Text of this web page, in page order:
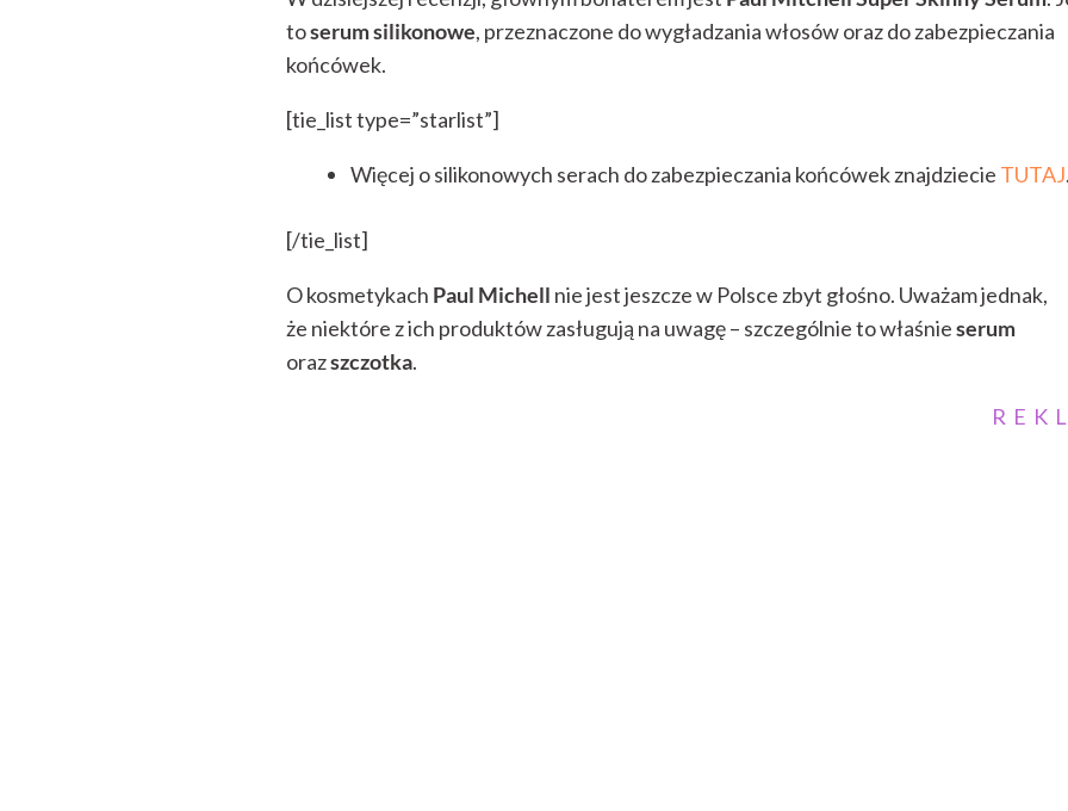
toserum silikonowe, przeznaczone do wygładzania włosów oraz do zabezpieczania
końcówek.
[tie_list type=”starlist”]
Więcej o silikonowych serach do zabezpieczania końcówek znajdziecie TUTAJ
[/tie_list]
O kosmetykach Paul Michell nie jest jeszcze w Polsce zbyt głośno. Uważam jednak,
że niektóre z ich produktów zasługują na uwagę – szczególnie to właśnieserum
orazszczotka.